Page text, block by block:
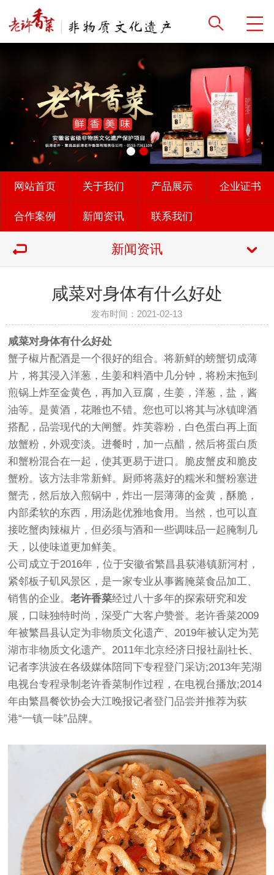
网站首页 关于我们 产品展示 企业证书
合作案例 新闻资讯 联系我们
新闻资讯
咸菜对身体有什么好处
发布时间：2021-02-13
咸菜对身体有什么好处
蟹子椒片配酒是一个很好的组合。将新鲜的螃蟹切成薄
片，将其浸入洋葱，生姜和料酒中几分钟，将粉末拖到
煎锅上炸至金黄色，再加入豆腐，生姜，洋葱，盐，酱
油等。是黄酒，花雕也不错。您也可以将其与冰镇啤酒
搭配，品尝现代的大闸蟹。炸芙蓉粉，白色蛋白再上面
放蟹粉，外观变淡。进餐时，加一点醋，然后将蛋白质
和蟹粉混合在一起，使其更易于进口。脆皮蟹皮和脆皮
蟹粉。该方法非常新鲜。厨师将蒸好的糯米和蟹粉塞进
蟹壳，然后放入煎锅中，炸出一层薄薄的金黄，酥脆，
内部柔软的东西，用汤匙优雅地食用。当然，也可以直
接吃蟹肉辣椒片，但必须与酒和一些调味品一起腌制几
天，以使味道更加鲜美。
公司成立于2016年，位于安徽省繁昌县荻港镇新河村，
紧邻板子矶风景区，是一家专业从事酱腌菜食品加工、
销售的企业。老许香菜经过八十多年的探索研究和发
展，口味独特时尚，深受广大客户赞誉。老许香菜2009
年被繁昌县认定为非物质文化遗产、2019年被认定为芜
湖市非物质文化遗产。2011年北京经济日报社副社长、
记者李洪波在各级媒体陪同下专程登门采访;2013年芜湖
电视台专程录制老许香菜制作过程，在电视台播放;2014
年由繁昌餐饮协会大江晚报记者登门品尝并推荐为荻
港“一镇一味”品牌。